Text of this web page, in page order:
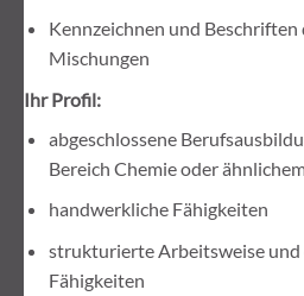
Kennzeichnen und
Mischungen
Ihr Profil:
abgeschlossene
Bereich Chemie oder
handwerkliche Fähigkeiten
strukturierte Arbeitsweise und
Fähigkeiten